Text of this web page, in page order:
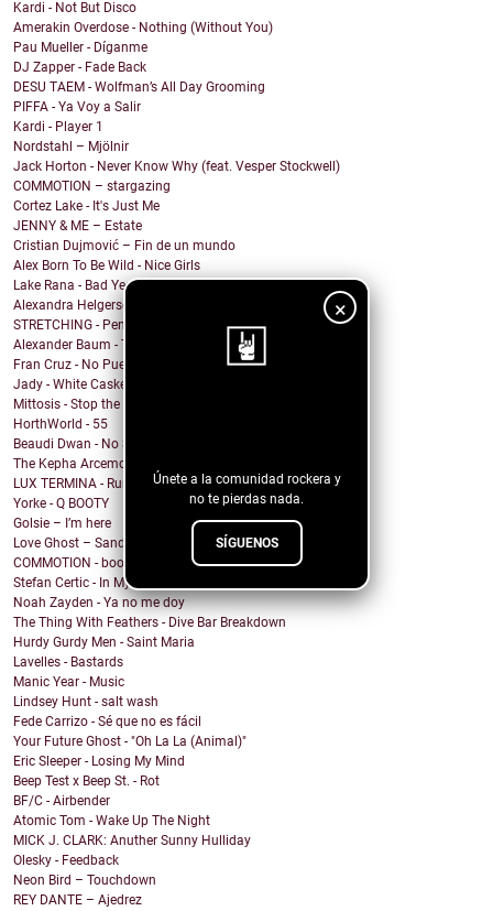
×
Únete a la comunidad rockera y
no te pierdas nada.
SÍGUENOS
Kardi - Not But Disco
Amerakin Overdose - Nothing (Without You)
Pau Mueller - Díganme
DJ Zapper - Fade Back
DESU TAEM - Wolfman’s All Day Grooming
PIFFA - Ya Voy a Salir
Kardi - Player 1
Nordstahl – Mjölnir
Jack Horton - Never Know Why (feat. Vesper Stockwell)
COMMOTION – stargazing
Cortez Lake - It's Just Me
JENNY & ME – Estate
Cristian Dujmović – Fin de un mundo
Alex Born To Be Wild - Nice Girls
Lake Rana - Bad Year
Alexandra Helgerson - We're Never Going Out
STRETCHING - Pencil Me In
Alexander Baum - Träume
Fran Cruz - No Puedo
Jady - White Casket
Mittosis - Stop the questions
HorthWorld - 55
Beaudi Dwan - No Sense To Me
The Kepha Arcemont Experiment - Southern Boy
LUX TERMINA - Run Rabbit Run
Yorke - Q BOOTY
Golsie – I’m here
Love Ghost – Sandcastles
COMMOTION - booty calls (rewind remix)
Stefan Certic - In My Skin
Noah Zayden - Ya no me doy
The Thing With Feathers - Dive Bar Breakdown
Hurdy Gurdy Men - Saint Maria
Lavelles - Bastards
Manic Year - Music
Lindsey Hunt - salt wash
Fede Carrizo - Sé que no es fácil
Your Future Ghost - "Oh La La (Animal)"
Eric Sleeper - Losing My Mind
Beep Test x Beep St. - Rot
BF/C - Airbender
Atomic Tom - Wake Up The Night
MICK J. CLARK: Anuther Sunny Hulliday
Olesky - Feedback
Neon Bird – Touchdown
REY DANTE – Ajedrez